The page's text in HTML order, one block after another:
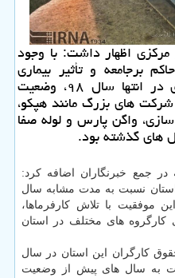
اظهار داشت: با وجود
برجامعه و تأثیر بیماری
كرونا بر اقتصاد، استان مركزی در انتها سال ۹۸، وضعیت
های بزرگ مانند هپكو،
واگن پارس و لوله صفا
های گذشته بود.
در جمع خبرنگاران اضافه كرد:
نسبت به مدت مشابه سال
این موفقیت با تلاش كارفرماها،
كارگروه های مختلف در استان
كارگران این استان در سال
به سال های پیش از وضعیت